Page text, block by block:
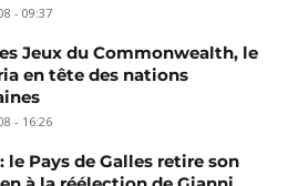
- 09:37
Jeux du Commonwealth, le
en tête des nations
- 16:26
le Pays de Galles retire son